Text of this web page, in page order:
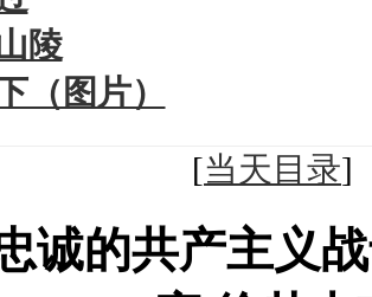
陵
（图片）
[当天目录
诚的共产主义